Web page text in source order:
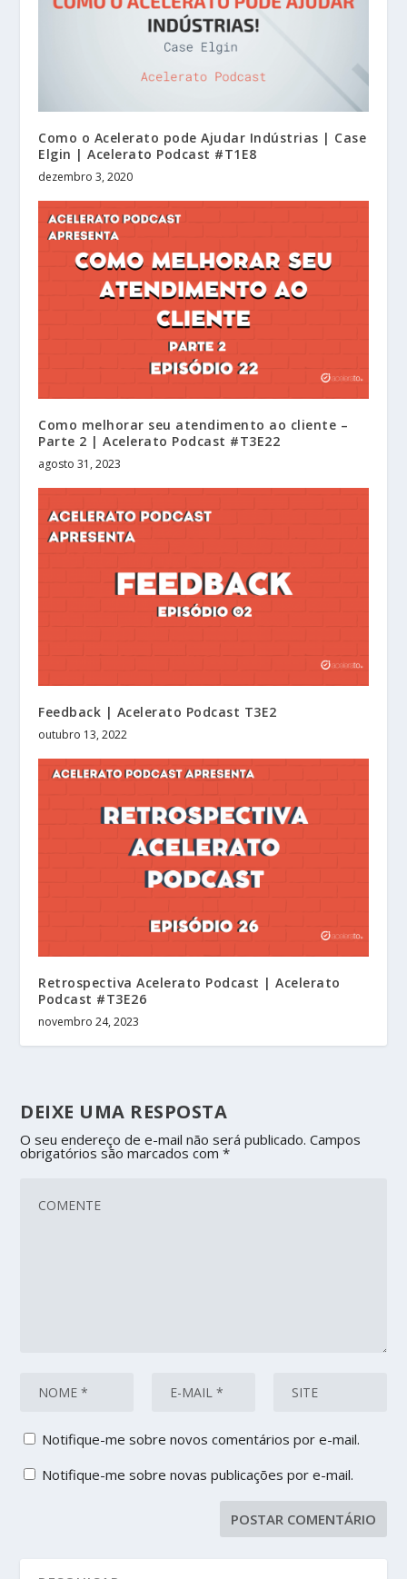
Como o Acelerato pode Ajudar Indústrias | Case
Elgin | Acelerato Podcast #T1E8
dezembro 3, 2020
Como melhorar seu atendimento ao cliente –
Parte 2 | Acelerato Podcast #T3E22
agosto 31, 2023
Feedback | Acelerato Podcast T3E2
outubro 13, 2022
Retrospectiva Acelerato Podcast | Acelerato
Podcast #T3E26
novembro 24, 2023
DEIXE UMA RESPOSTA
O seu endereço de e-mail não será publicado. Campos
obrigatórios são marcados com*
Notifique-me sobre novos comentários por e-mail.
Notifique-me sobre novas publicações por e-mail.